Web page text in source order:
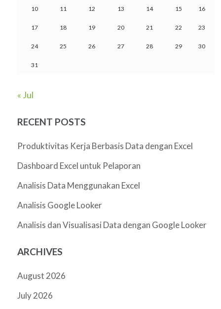
10 11 12 13 14 15 16
17 18 19 20 21 22 23
24 25 26 27 28 29 30
31
« Jul
RECENT POSTS
Produktivitas Kerja Berbasis Data dengan Excel
Dashboard Excel untuk Pelaporan
Analisis Data Menggunakan Excel
Analisis Google Looker
Analisis dan Visualisasi Data dengan Google Looker
ARCHIVES
August 2026
July 2026